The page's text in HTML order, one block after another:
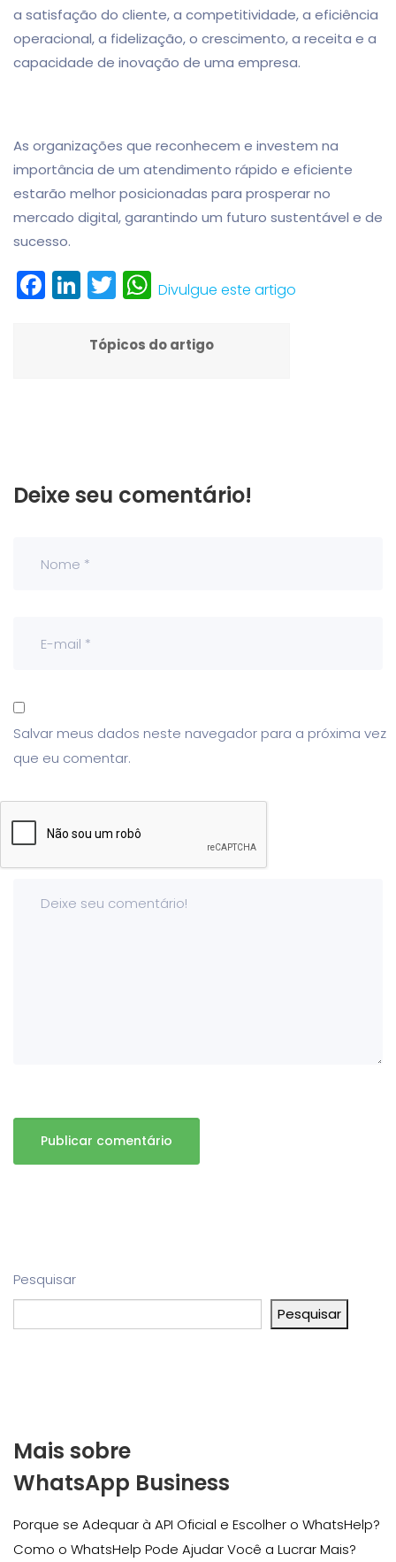
a satisfação do cliente, a competitividade, a eficiência
operacional, a fidelização, o crescimento, a receita e a
capacidade de inovação de uma empresa.
As organizações que reconhecem e investem na
importância de um atendimento rápido e eficiente
estarão melhor posicionadas para prosperar no
mercado digital, garantindo um futuro sustentável e de
sucesso.
FacebookLinkedInTwitterWhatsApp
Divulgue este artigo
Tópicos do artigo
Deixe seu comentário!
Salvar meus dados neste navegador para a próxima vez
que eu comentar.
Pesquisar
Pesquisar
Mais sobre
WhatsApp Business
Porque se Adequar à API Oficial e Escolher o WhatsHelp?
Como o WhatsHelp Pode Ajudar Você a Lucrar Mais?